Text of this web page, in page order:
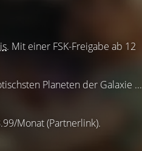
. Mit einer FSK-Freigabe ab 12
Monat (Partnerlink).
Planeten der Galaxie ...